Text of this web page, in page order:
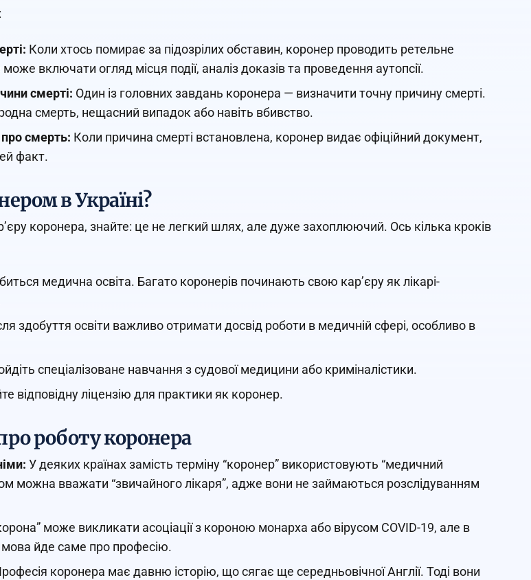
Коли хтось помирає за підозрілих обставин, коронер проводить ретельне
включати огляд місця події, аналіз доказів та проведення аутопсії.
смерті: Один із головних завдань коронера — визначити точну причину смерті.
смерть, нещасний випадок або навіть вбивство.
смерть: Коли причина смерті встановлена, коронер видає офіційний документ,
факт.
в Україні?
коронера, знайте: це не легкий шлях, але дуже захоплюючий. Ось кілька кроків
медична освіта. Багато коронерів починають свою кар’єру як лікарі-
здобуття освіти важливо отримати досвід роботи в медичній сфері, особливо в
спеціалізоване навчання з судової медицини або криміналістики.
відповідну ліцензію для практики як коронер.
роботу коронера
У деяких країнах замість терміну “коронер” використовують “медичний
можна вважати “звичайного лікаря”, адже вони не займаються розслідуванням
може викликати асоціації з короною монарха або вірусом COVID-19, але в
йде саме про професію.
коронера має давню історію, що сягає ще середньовічної Англії. Тоді вони